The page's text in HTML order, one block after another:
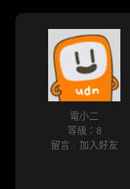
電小二
等級：8
留言
加入好友